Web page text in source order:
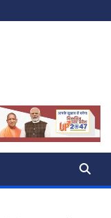
OF INDIA